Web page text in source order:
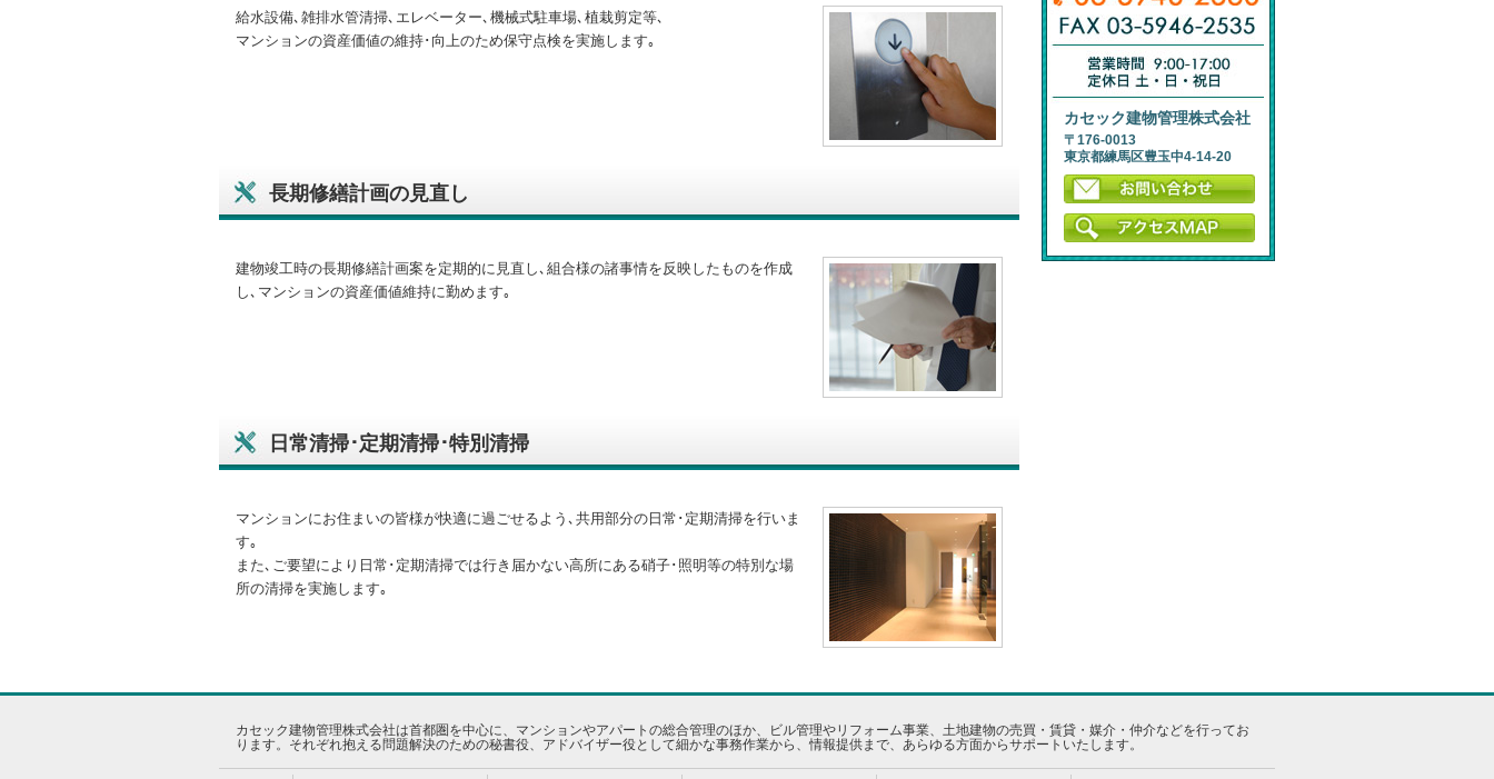
給水設備､雑排水管清掃､エレベーター､機械式駐車場､植栽剪定等､
マンションの資産価値の維持･向上のため保守点検を実施します｡
長期修繕計画の見直し
建物竣工時の長期修繕計画案を定期的に見直し､組合様の諸事情を反映したものを作成
し､マンションの資産価値維持に勤めます｡
日常清掃･定期清掃･特別清掃
マンションにお住まいの皆様が快適に過ごせるよう､共用部分の日常･定期清掃を行いま
す｡
また､ご要望により日常･定期清掃では行き届かない高所にある硝子･照明等の特別な場
所の清掃を実施します｡
カセック建物管理株式会社
〒176-0013
東京都練馬区豊玉中4-14-20
カセック建物管理株式会社は首都圏を中心に、マンションやアパートの総合管理のほか、ビル管理やリフォーム事業、土地建物の売買・賃貸・媒介・仲介などを行ってお
ります。それぞれ抱える問題解決のための秘書役、アドバイザー役として細かな事務作業から、情報提供まで、あらゆる方面からサポートいたします。